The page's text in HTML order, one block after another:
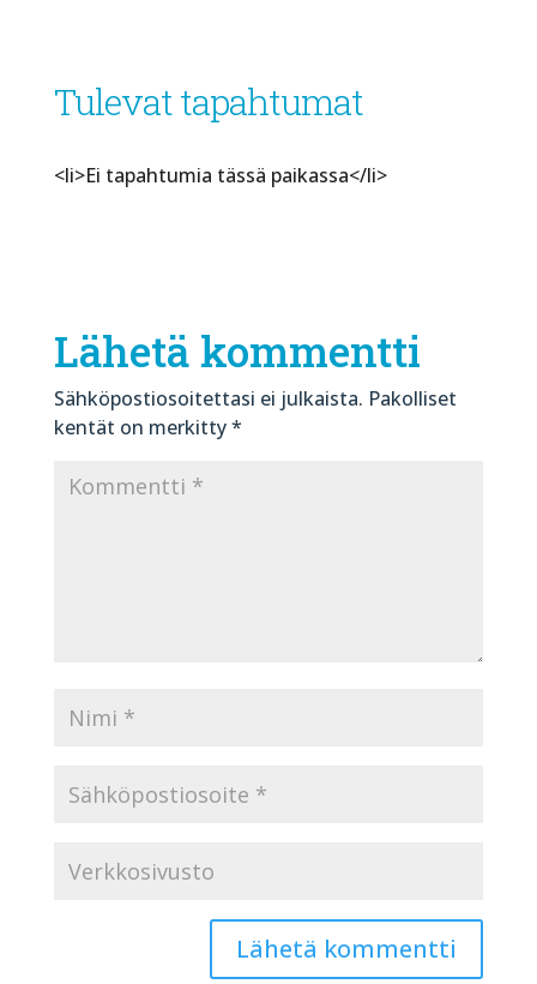
Tulevat tapahtumat
<li>Ei tapahtumia tässä paikassa</li>
Lähetä kommentti
Sähköpostiosoitettasi ei julkaista. Pakolliset
kentät on merkitty*